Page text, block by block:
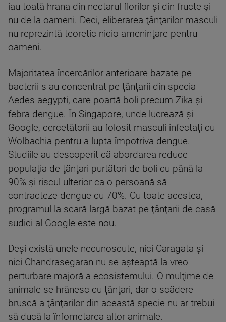
iau toată hrana din nectarul florilor şi din fructe şi
nu de la oameni. Deci, eliberarea ţânţarilor masculi
nu reprezintă teoretic nicio ameninţare pentru
oameni.
Majoritatea încercărilor anterioare bazate pe
bacterii s-au concentrat pe ţânţarii din specia
Aedes aegypti, care poartă boli precum Zika şi
febra dengue. În Singapore, unde lucrează şi
Google, cercetătorii au folosit masculi infectaţi cu
Wolbachia pentru a lupta împotriva dengue.
Studiile au descoperit că abordarea reduce
populaţia de ţânţari purtători de boli cu până la
90% şi riscul ulterior ca o persoană să
contracteze dengue cu 70%. Cu toate acestea,
programul la scară largă bazat pe ţânţarii de casă
sudici al Google este nou.
Deşi există unele necunoscute, nici Caragata şi
nici Chandrasegaran nu se aşteaptă la vreo
perturbare majoră a ecosistemului. O mulţime de
animale se hrănesc cu ţânţari, dar o scădere
bruscă a ţânţarilor din această specie nu ar trebui
să ducă la înfometarea altor animale.